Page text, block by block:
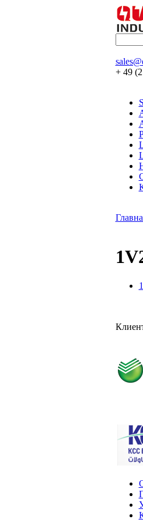
+ 49